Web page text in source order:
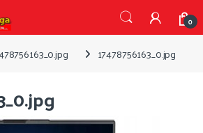
0
17478756163_0.jpg